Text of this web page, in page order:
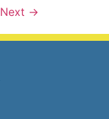
Next →